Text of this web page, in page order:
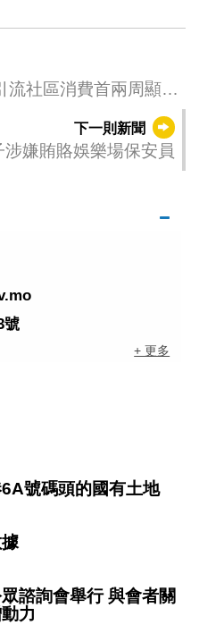
流社區消費首兩周顯成
下一則新聞
嫌賄賂娛樂場保安員
號
+ 更多
號碼頭的國有土地
諮詢會舉行 與會者關
力